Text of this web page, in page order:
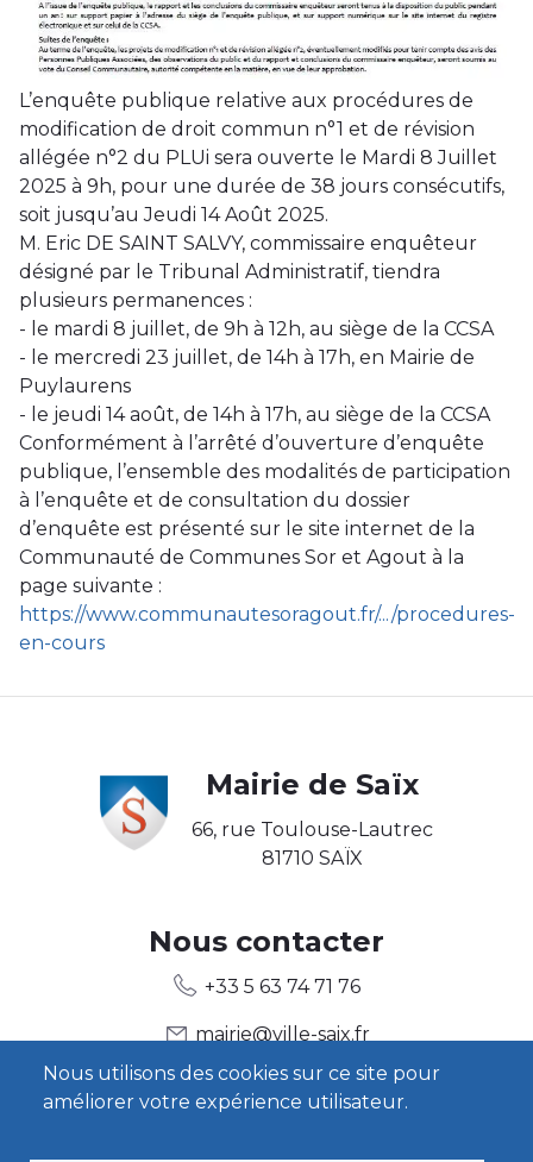
L’enquête publique relative aux procédures de
modification de droit commun n°1 et de révision
allégée n°2 du PLUi sera ouverte le Mardi 8 Juillet
2025 à 9h, pour une durée de 38 jours consécutifs,
soit jusqu’au Jeudi 14 Août 2025.
M. Eric DE SAINT SALVY, commissaire enquêteur
désigné par le Tribunal Administratif, tiendra
plusieurs permanences :
- le mardi 8 juillet, de 9h à 12h, au siège de la CCSA
- le mercredi 23 juillet, de 14h à 17h, en Mairie de
Puylaurens
- le jeudi 14 août, de 14h à 17h, au siège de la CCSA
Conformément à l’arrêté d’ouverture d’enquête
publique, l’ensemble des modalités de participation
à l’enquête et de consultation du dossier
d’enquête est présenté sur le site internet de la
Communauté de Communes Sor et Agout à la
page suivante :
https://www.communautesoragout.fr/.../procedures-
en-cours
Nous utilisons des cookies sur ce site pour
améliorer votre expérience utilisateur.
Mairie de Saïx
66, rue Toulouse-Lautrec
81710 SAÏX
Nous contacter
+33 5 63 74 71 76
mairie@ville-saix.fr
Body3 Heures d'ouverture